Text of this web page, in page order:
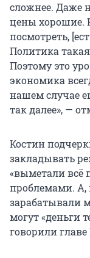
сложнее. Даже
цены хорошие.
посмотреть,
Политика
Поэтому это
экономика
нашем случае
так далее», —
Костин
закладывать
«выметали всё
проблемами. А,
зарабатывали
могут «деньги
говорили